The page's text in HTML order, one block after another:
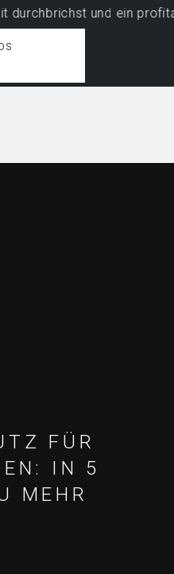
und ein profitables
FÜR
IN 5
MEHR